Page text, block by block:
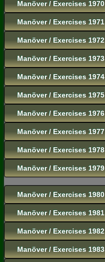
Manöver / Exercises 1970
Manöver / Exercises 1971
Manöver / Exercises 1972
Manöver / Exercises 1973
Manöver / Exercises 1974
Manöver / Exercises 1975
Manöver / Exercises 1976
Manöver / Exercises 1977
Manöver / Exercises 1978
Manöver / Exercises 1979
Manöver / Exercises 1980
Manöver / Exercises 1981
Manöver / Exercises 1982
Manöver / Exercises 1983